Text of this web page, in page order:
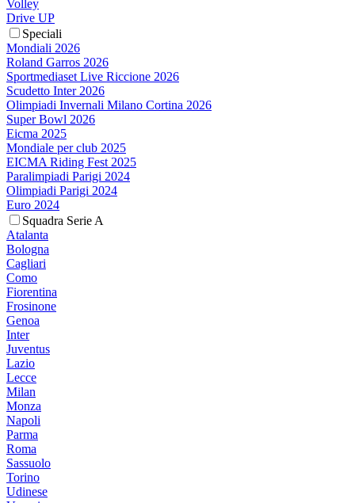
Volley
Drive UP
Speciali
Mondiali 2026
Roland Garros 2026
Sportmediaset Live Riccione 2026
Scudetto Inter 2026
Olimpiadi Invernali Milano Cortina 2026
Super Bowl 2026
Eicma 2025
Mondiale per club 2025
EICMA Riding Fest 2025
Paralimpiadi Parigi 2024
Olimpiadi Parigi 2024
Euro 2024
Squadra Serie A
Atalanta
Bologna
Cagliari
Como
Fiorentina
Frosinone
Genoa
Inter
Juventus
Lazio
Lecce
Milan
Monza
Napoli
Parma
Roma
Sassuolo
Torino
Udinese